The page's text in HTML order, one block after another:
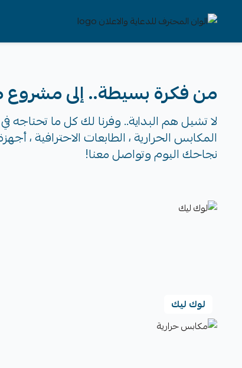
الوان المحترف للدعاية والاعلان
من فكرة بسيطة.. إلى مشروع
لا تشيل هم البداية.. وفرنا لك كل ما
المكابس الحرارية ، الطابعات الاحترافية ،
نجاحك اليوم وتواصل معنا!
لوك ليك